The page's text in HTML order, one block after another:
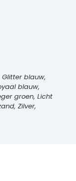
blauw,
blauw,
groen, Licht
Zilver,